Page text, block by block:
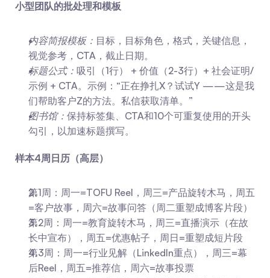
小型团队的批处理和模板
内容简报模板： 目标，目标角色，格式，关键信息，
视觉参考，CTA，截止日期。
标题公式： 吸引（1行） + 价值（2-3行）+ 社会证明/
示例 + CTA。示例：“正在挣扎X？试试Y ——这是我
们帮助客户Z的方法。私信获取清单。”
图书馆： 保持标签集、CTA和10个可重复使用的开头
勾引，以加速标题撰写。
样本4周日历（高层）
第1周：周一=TOFU Reel，周三=产品旋转木马，周五
=客户故事，周六=故事问答（周二重塑成博客片段）
第2周：周一=教育旋转木马，周三=直播演示（在故
长中宣布），周五=优惠帖子，周日=重塑成短片段
第3周：周一=行业见解（LinkedIn重点），周三=幕
后Reel，周五=推荐信，周六=故事投票